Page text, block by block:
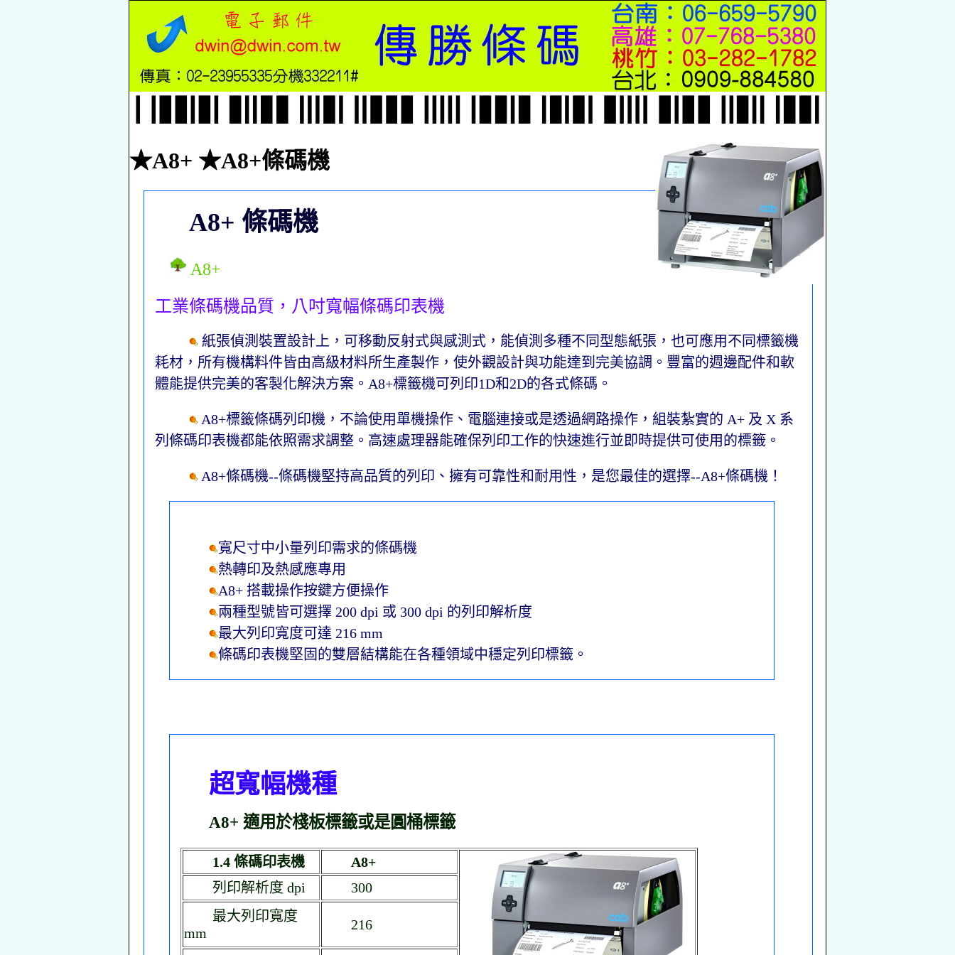
★A8+ ★A8+條碼機
A8+ 條碼機
A8+
工業條碼機品質，八吋寬幅條碼印表機
紙張偵測裝置設計上，可移動反射式與感測式，能偵測多種不同型態紙張，也可應用不同標籤機
耗材，所有機構料件皆由高級材料所生產製作，使外觀設計與功能達到完美協調。豐富的週邊配件和軟
體能提供完美的客製化解決方案。A8+標籤機可列印1D和2D的各式條碼。
A8+標籤條碼列印機，不論使用單機操作、電腦連接或是透過網路操作，組裝紮實的 A+ 及 X 系
列條碼印表機都能依照需求調整。高速處理器能確保列印工作的快速進行並即時提供可使用的標籤。
A8+條碼機--條碼機堅持高品質的列印、擁有可靠性和耐用性，是您最佳的選擇--A8+條碼機！
寬尺寸中小量列印需求的條碼機
熱轉印及熱感應專用
A8+ 搭載操作按鍵方便操作
兩種型號皆可選擇 200 dpi 或 300 dpi 的列印解析度
最大列印寬度可達 216 mm
條碼印表機堅固的雙層結構能在各種領域中穩定列印標籤。
超寬幅機種
A8+ 適用於棧板標籤或是圓桶標籤
1.4 條碼印表機
A8+
列印解析度 dpi
300
最大列印寬度
mm
216